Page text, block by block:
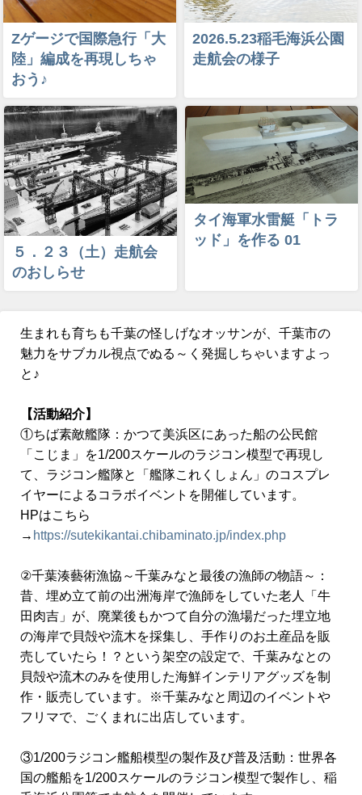
Zゲージで国際急行「大
陸」編成を再現しちゃ
おう♪
2026.5.23稲毛海浜公園
走航会の様子
５．２３（土）走航会
のおしらせ
タイ海軍水雷艇「トラ
ッド」を作る 01
生まれも育ちも千葉の怪しげなオッサンが、千葉市の
魅力をサブカル視点でぬる～く発掘しちゃいますよっ
と♪
【活動紹介】
①ちば素敵艦隊：かつて美浜区にあった船の公民館
「こじま」を1/200スケールのラジコン模型で再現し
て、ラジコン艦隊と「艦隊これくしょん」のコスプレ
イヤーによるコラボイベントを開催しています。
HPはこちら
→ https://sutekikantai.chibaminato.jp/index.php
②千葉湊藝術漁協～千葉みなと最後の漁師の物語～：
昔、埋め立て前の出洲海岸で漁師をしていた老人「牛
田肉吉」が、廃業後もかつて自分の漁場だった埋立地
の海岸で貝殻や流木を採集し、手作りのお土産品を販
売していたら！？という架空の設定で、千葉みなとの
貝殻や流木のみを使用した海鮮インテリアグッズを制
作・販売しています。※千葉みなと周辺のイベントや
フリマで、ごくまれに出店しています。
③1/200ラジコン艦船模型の製作及び普及活動：世界各
国の艦船を1/200スケールのラジコン模型で製作し、稲